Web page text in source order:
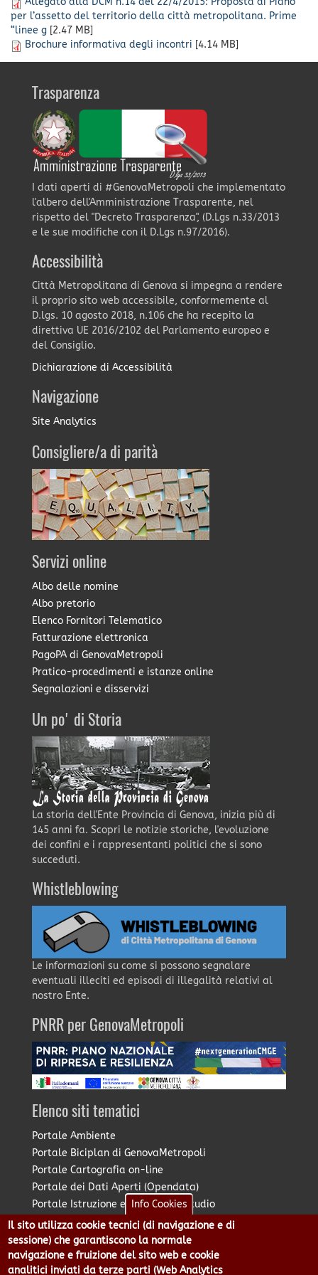
per l’assetto del territorio della città metropolitana. Prime
“linee g [2.47 MB]
Brochure informativa degli incontri [4.14 MB]
Trasparenza
I dati aperti di #GenovaMetropoli che implementato
l'albero dell'Amministrazione Trasparente, nel
rispetto del "Decreto Trasparenza", (D.Lgs n.33/2013
e le sue modifiche con il D.Lgs n.97/2016).
Accessibilità
Città Metropolitana di Genova si impegna a rendere
il proprio sito web accessibile, conformemente al
D.lgs. 10 agosto 2018, n.106 che ha recepito la
direttiva UE 2016/2102 del Parlamento europeo e
del Consiglio.
Dichiarazione di Accessibilità
Navigazione
Site Analytics
Consigliere/a di parità
Servizi online
Albo delle nomine
Albo pretorio
Elenco Fornitori Telematico
Fatturazione elettronica
PagoPA di GenovaMetropoli
Pratico-procedimenti e istanze online
Segnalazioni e disservizi
Un po' di Storia
La storia dell'Ente Provincia di Genova, inizia più di
145 anni fa. Scopri le notizie storiche, l'evoluzione
dei confini e i rappresentanti politici che si sono
succeduti.
Whistleblowing
Le informazioni su come si possono segnalare
eventuali illeciti ed episodi di illegalità relativi al
nostro Ente.
PNRR per GenovaMetropoli
Elenco siti tematici
Portale Ambiente
Portale Biciplan di GenovaMetropoli
Portale Cartografia on-line
Portale dei Dati Aperti (Opendata)
Portale Istruzione e Diritto allo Studio
Portale Marketing Territoriale
Portale Piano Strategico Metropolitano
Portale PUMS di GenovaMetropoli
Portale Stazione Unica Appaltante
Info Cookies
Il sito utilizza cookie tecnici (di navigazione e di
sessione) che garantiscono la normale
navigazione e fruizione del sito web e cookie
analitici inviati da terze parti (Web Analytics